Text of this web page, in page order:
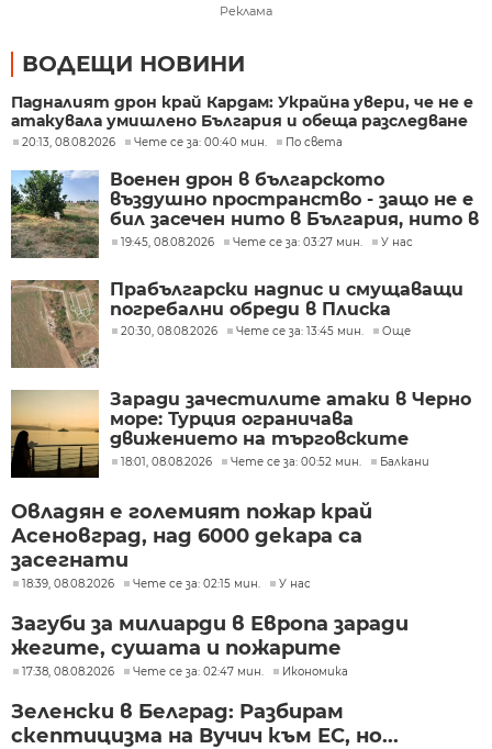
Реклама
ВОДЕЩИ НОВИНИ
Падналият дрон край Кардам: Украйна увери, че не е
атакувала умишлено България и обеща разследване
20:13, 08.08.2026 Чете се за: 00:40 мин. По света
Военен дрон в българското
въздушно пространство - защо не е
бил засечен нито в България, нито в
Румъния?
19:45, 08.08.2026 Чете се за: 03:27 мин. У нас
Прабългарски надпис и смущаващи
погребални обреди в Плиска
20:30, 08.08.2026 Чете се за: 13:45 мин. Още
Заради зачестилите атаки в Черно
море: Турция ограничава
движението на търговските
кораби
18:01, 08.08.2026 Чете се за: 00:52 мин. Балкани
Овладян е големият пожар край
Асеновград, над 6000 декара са
засегнати
18:39, 08.08.2026 Чете се за: 02:15 мин. У нас
Загуби за милиарди в Европа заради
жегите, сушата и пожарите
17:38, 08.08.2026 Чете се за: 02:47 мин. Икономика
Зеленски в Белград: Разбирам
скептицизма на Вучич към ЕС, но...